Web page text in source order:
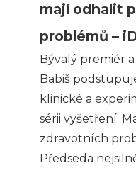
mají odhalit
problémů –
Bývalý premiér
Babiš
klinické a
sérii vyšetření.
zdravotních
Předseda